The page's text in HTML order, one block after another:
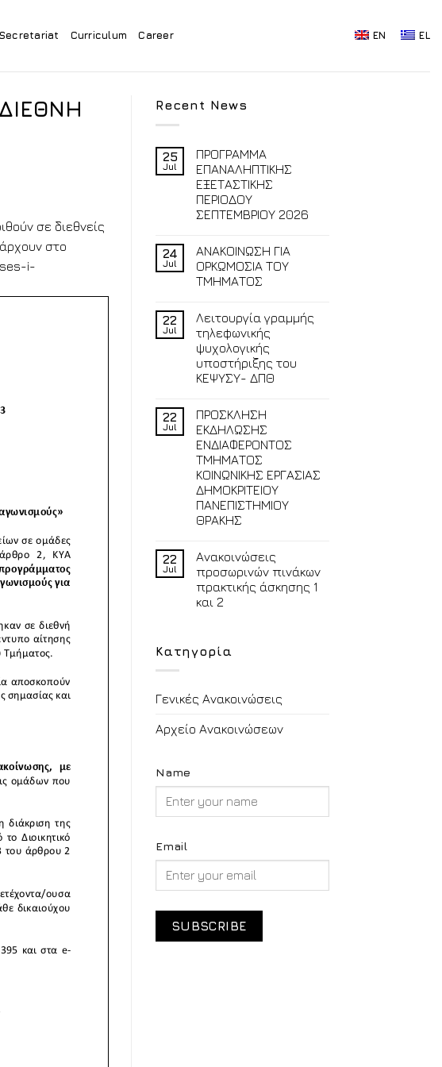
Secretariat Curriculum Career EN EL
σε διεθνείς
στο
i-
Recent News
25
Jul
ΠΡΟΓΡΑΜΜΑ
ΕΠΑΝΑΛΗΠΤΙΚΗΣ
ΕΞΕΤΑΣΤΙΚΗΣ
ΠΕΡΙΟΔΟΥ
ΣΕΠΤΕΜΒΡΙΟΥ 2026
24
Jul
ΑΝΑΚΟΙΝΩΣΗ ΓΙΑ
ΟΡΚΩΜΟΣΙΑ ΤΟΥ
ΤΜΗΜΑΤΟΣ
22
Jul
Λειτουργία γραμμής
τηλεφωνικής
ψυχολογικής
υποστήριξης του
ΚΕΨΥΣΥ- ΔΠΘ
22
Jul
ΠΡΟΣΚΛΗΣΗ
ΕΚΔΗΛΩΣΗΣ
ΕΝΔΙΑΦΕΡΟΝΤΟΣ
ΤΜΗΜΑΤΟΣ
ΚΟΙΝΩΝΙΚΗΣ ΕΡΓΑΣΙΑΣ
ΔΗΜΟΚΡΙΤΕΙΟΥ
ΠΑΝΕΠΙΣΤΗΜΙΟΥ
ΘΡΑΚΗΣ
22
Jul
Ανακοινώσεις
προσωρινών πινάκων
πρακτικής άσκησης 1
και 2
Κατηγορία
Γενικές Ανακοινώσεις
Αρχείο Ανακοινώσεων
Name
Email